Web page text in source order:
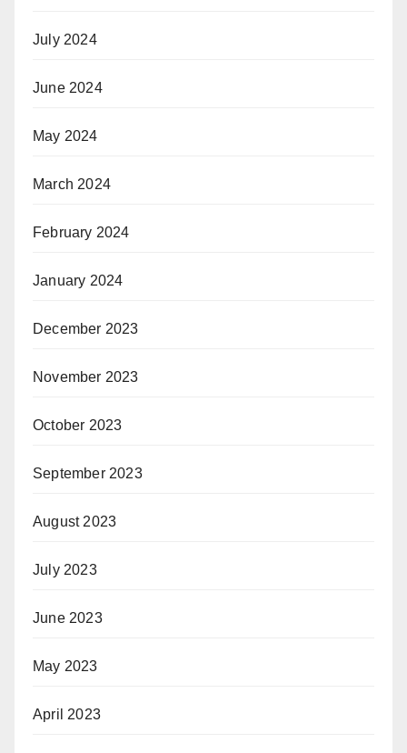
July 2024
June 2024
May 2024
March 2024
February 2024
January 2024
December 2023
November 2023
October 2023
September 2023
August 2023
July 2023
June 2023
May 2023
April 2023